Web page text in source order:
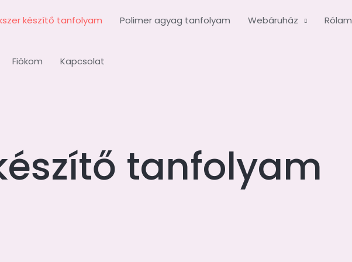
készítő tanfolyam Polimer agyag tanfolyam Webáruház Rólam
Fiókom Kapcsolat
tanfolyam